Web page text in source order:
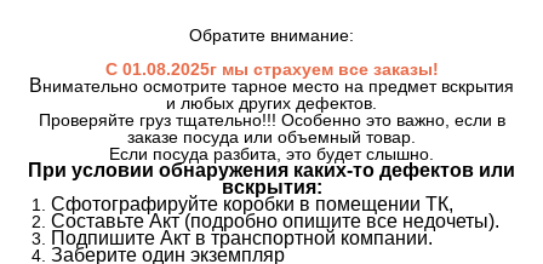
Обратите внимание:
С 01.08.2025г мы страхуем все заказы!
Внимательно осмотрите тарное место на предмет вскрытия
и любых других дефектов.
Проверяйте груз тщательно!!! Особенно это важно, если в
заказе посуда или объемный товар.
Если посуда разбита, это будет слышно.
При условии обнаружения каких-то дефектов или
вскрытия:
Сфотографируйте коробки в помещении ТК,
Составьте Акт (подробно опишите все недочеты).
Подпишите Акт в транспортной компании.
Заберите один экземпляр